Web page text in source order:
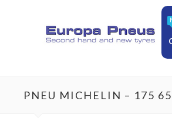
PNEU MICHELIN – 175